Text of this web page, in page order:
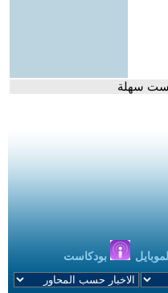
سهلة
الموبايل بودكاست